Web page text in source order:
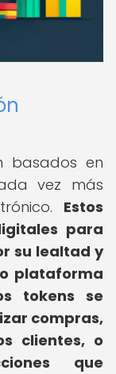
basados en
vez más
Estos
para
su lealtad y
plataforma
tokens se
compras,
clientes, o
que